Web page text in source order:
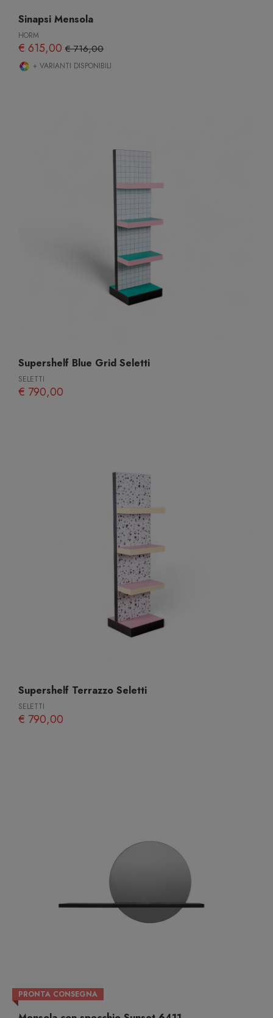
Sinapsi Mensola
HORM
€ 615,00 € 716,00
+ VARIANTI DISPONIBILI
Supershelf Blue Grid Seletti
SELETTI
€ 790,00
Supershelf Terrazzo Seletti
SELETTI
€ 790,00
PRONTA CONSEGNA